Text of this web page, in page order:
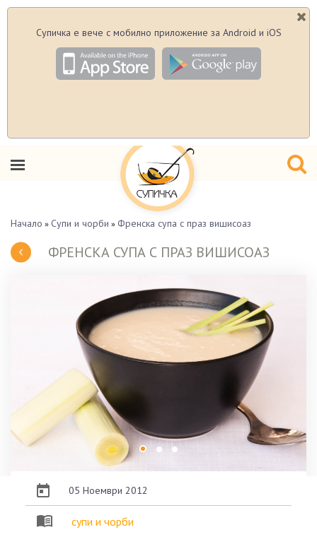
Супичка е вече с мобилно приложение за Android и iOS
Начало » Супи и чорби » Френска супа с праз вишисоаз
ФРЕНСКА СУПА С ПРАЗ ВИШИСОАЗ
05 Ноември 2012
супи и чорби